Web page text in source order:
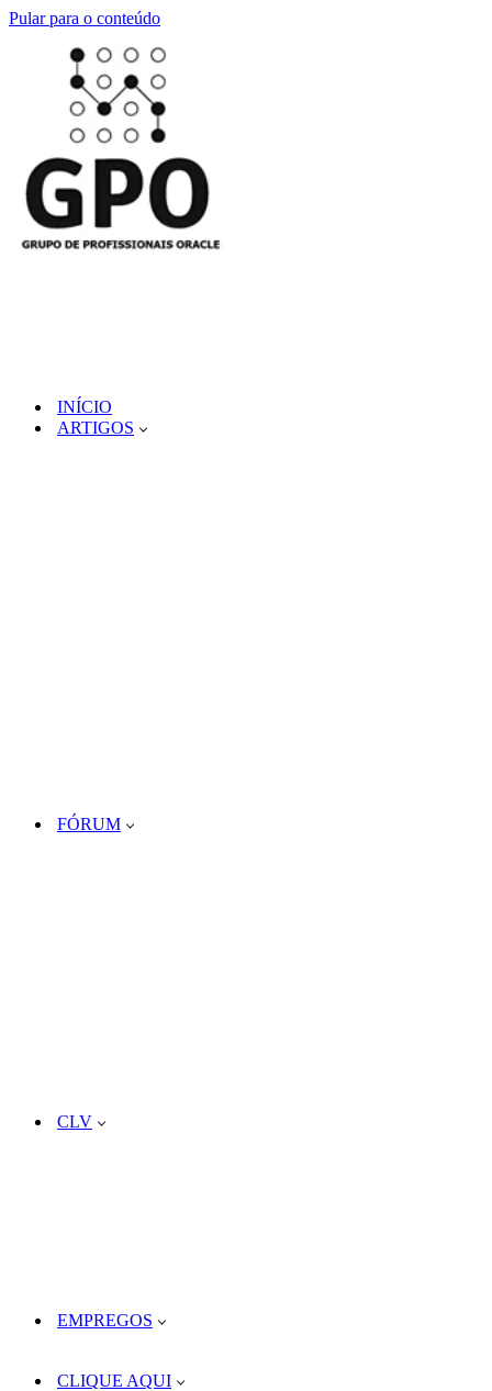
Pular para o conteúdo
INÍCIO
ARTIGOS
FÓRUM
CLV
EMPREGOS
CLIQUE AQUI